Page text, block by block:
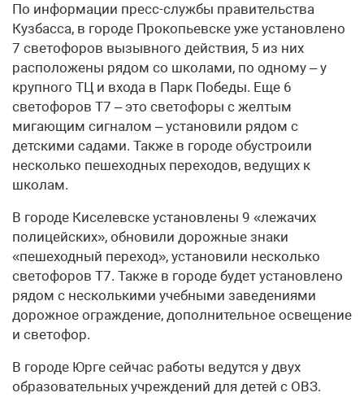
По информации пресс-службы правительства
Кузбасса, в городе Прокопьевске уже установлено
7 светофоров вызывного действия, 5 из них
расположены рядом со школами, по одному – у
крупного ТЦ и входа в Парк Победы. Еще 6
светофоров Т7 – это светофоры с желтым
мигающим сигналом – установили рядом с
детскими садами. Также в городе обустроили
несколько пешеходных переходов, ведущих к
школам.
В городе Киселевске установлены 9 «лежачих
полицейских», обновили дорожные знаки
«пешеходный переход», установили несколько
светофоров Т7. Также в городе будет установлено
рядом с несколькими учебными заведениями
дорожное ограждение, дополнительное освещение
и светофор.
В городе Юрге сейчас работы ведутся у двух
образовательных учреждений для детей с ОВЗ.